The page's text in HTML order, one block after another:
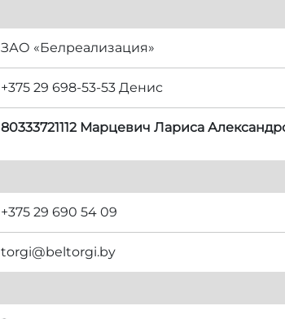
ЗАО «Белреализация»
+375 29 698-53-53 Денис
80333721112 Марцевич Лариса
+375 29 690 54 09
torgi@beltorgi.by